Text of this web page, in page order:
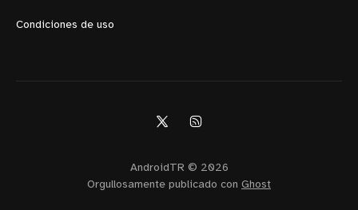
Condiciones de uso
AndroidTR © 2026
Orgullosamente publicado con Ghost